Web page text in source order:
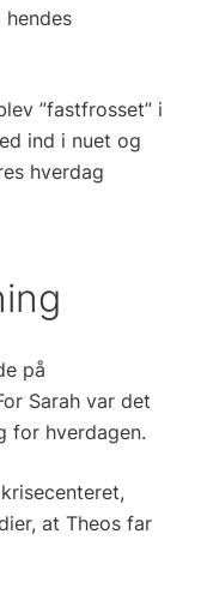
”fastfrosset” i
ind i nuet og
hverdag
på
Sarah var det
for hverdagen.
at Theos far